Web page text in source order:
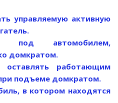
управляемую активную
автомобилем,
домкратом.
работающим
подъеме домкратом.
в котором находятся